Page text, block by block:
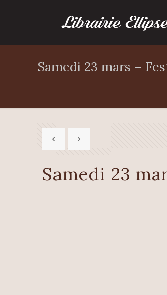
Samedi 23 mars –
Samedi 23